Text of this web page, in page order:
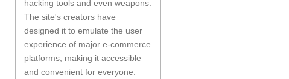
hacking tools and even weapons.
The site's creators have
designed it to emulate the user
experience of major e-commerce
platforms, making it accessible
and convenient for everyone.